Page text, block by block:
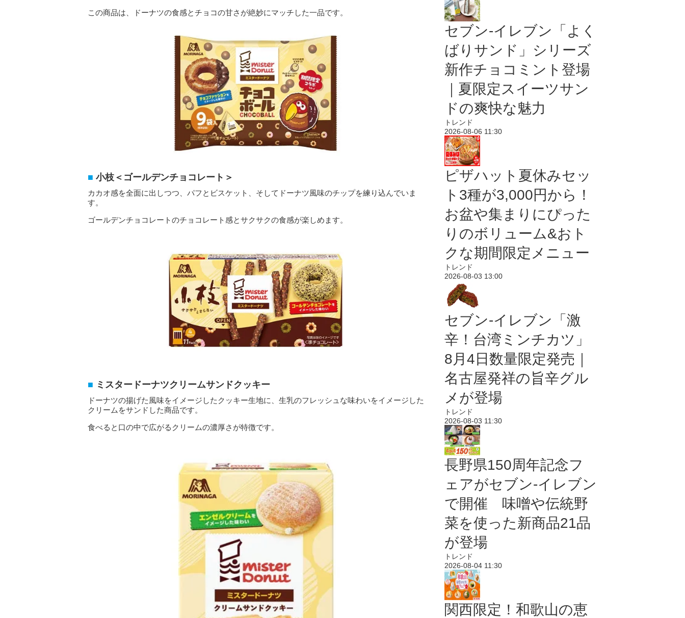
この商品は、ドーナツの食感とチョコの甘さが絶妙にマッチした一品です。
小枝＜ゴールデンチョコレート＞
カカオ感を全面に出しつつ、パフとビスケット、そしてドーナツ風味のチップを練り込んでいま
す。
ゴールデンチョコレートのチョコレート感とサクサクの食感が楽しめます。
ミスタードーナツクリームサンドクッキー
ドーナツの揚げた風味をイメージしたクッキー生地に、生乳のフレッシュな味わいをイメージした
クリームをサンドした商品です。
食べると口の中で広がるクリームの濃厚さが特徴です。
セブン‐イレブン「よく
ばりサンド」シリーズ
新作チョコミント登場
｜夏限定スイーツサン
ドの爽快な魅力
トレンド
2026-08-06 11:30
ピザハット夏休みセッ
ト3種が3,000円から！
お盆や集まりにぴった
りのボリューム&おト
クな期間限定メニュー
トレンド
2026-08-03 13:00
セブン-イレブン「激
辛！台湾ミンチカツ」
8月4日数量限定発売｜
名古屋発祥の旨辛グル
メが登場
トレンド
2026-08-03 11:30
長野県150周年記念フ
ェアがセブン-イレブン
で開催 味噌や伝統野
菜を使った新商品21品
が登場
トレンド
2026-08-04 11:30
関西限定！和歌山の恵